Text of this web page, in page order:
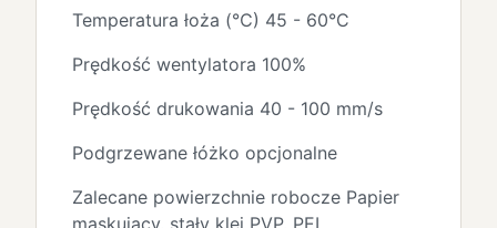
Temperatura łoża (℃) 45 - 60°C
Prędkość wentylatora 100%
Prędkość drukowania 40 - 100 mm/s
Podgrzewane łóżko opcjonalne
Zalecane powierzchnie robocze Papier